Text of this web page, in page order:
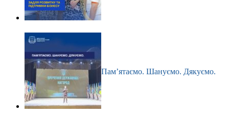
Пам’ятаємо. Шануємо. Дякуємо.